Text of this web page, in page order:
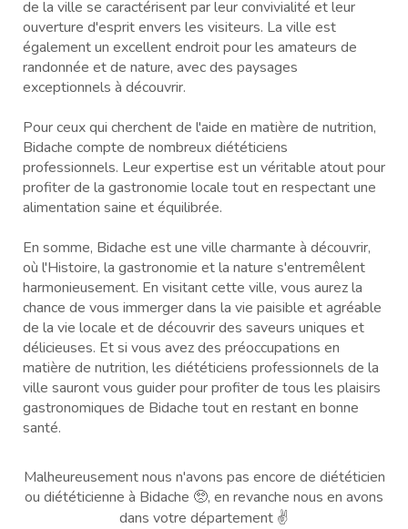
de la ville se caractérisent par leur convivialité et leur
ouverture d'esprit envers les visiteurs. La ville est
également un excellent endroit pour les amateurs de
randonnée et de nature, avec des paysages
exceptionnels à découvrir.
Pour ceux qui cherchent de l'aide en matière de nutrition,
Bidache compte de nombreux diététiciens
professionnels. Leur expertise est un véritable atout pour
profiter de la gastronomie locale tout en respectant une
alimentation saine et équilibrée.
En somme, Bidache est une ville charmante à découvrir,
où l'Histoire, la gastronomie et la nature s'entremêlent
harmonieusement. En visitant cette ville, vous aurez la
chance de vous immerger dans la vie paisible et agréable
de la vie locale et de découvrir des saveurs uniques et
délicieuses. Et si vous avez des préoccupations en
matière de nutrition, les diététiciens professionnels de la
ville sauront vous guider pour profiter de tous les plaisirs
gastronomiques de Bidache tout en restant en bonne
santé.
Malheureusement nous n'avons pas encore de diététicien
ou diététicienne à Bidache 🥺, en revanche nous en avons
dans votre département ✌️